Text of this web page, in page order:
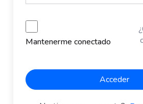
Mantenerme conectado
Acceder